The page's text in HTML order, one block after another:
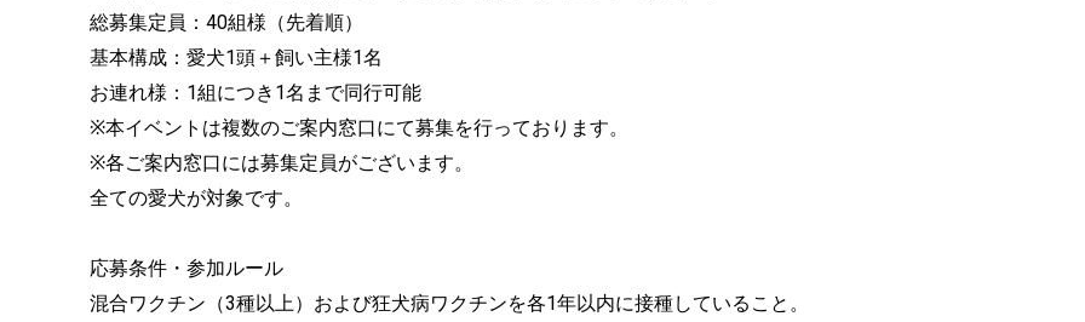
総募集定員：40組様（先着順）
基本構成：愛犬1頭＋飼い主様1名
お連れ様：1組につき1名まで同行可能
※本イベントは複数のご案内窓口にて募集を行っております。
※各ご案内窓口には募集定員がございます。
全ての愛犬が対象です。
応募条件・参加ルール
混合ワクチン（3種以上）および狂犬病ワクチンを各1年以内に接種していること。